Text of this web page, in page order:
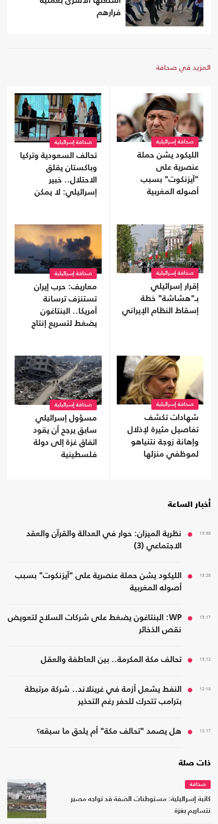
فرارهم
المزيد في صحافة
صحافة إسرائيلية
الليكود يشن حملة
عنصرية على
"آيزنكوت" بسبب
أصوله المغربية
صحافة إسرائيلية
تحالف السعودية وتركيا
وباكستان يقلق
الاحتلال.. خبير
إسرائيلي: لا يمكن
صحافة إسرائيلية
إقرار إسرائيلي
بـ"هشاشة" خطة
إسقاط النظام الإيراني
صحافة إسرائيلية
معاريف: حرب إيران
تستنزف ترسانة
أمريكا.. البنتاغون
يضغط لتسريع إنتاج
صحافة إسرائيلية
شهادات تكشف
تفاصيل مثيرة لإذلال
وإهانة زوجة نتنياهو
لموظفي منزلها
صحافة إسرائيلية
مسؤول إسرائيلي
سابق يرجح أن يقود
اتفاق غزة إلى دولة
فلسطينية
أخبار الساعة
13:58
نظرية الميزان: حوار في العدالة والقرآن والعقد
الاجتماعي (3)
13:28
الليكود يشن حملة عنصرية على "آيزنكوت" بسبب
أصوله المغربية
13:17
WP: البنتاغون يضغط على شركات السلاح لتعويض
نقص الذخائر
13:12 تحالف مكة المكرمة.. بين العاطفة والعقل
12:18
النفط يشعل أزمة في غرينلاند.. شركة مرتبطة
بترامب تتحرك للحفر رغم التحذير
12:17 هل يصمد "تحالف مكة" أم يلحق ما سبقه؟
ذات صلة
صحافة
كاتبة إسرائيلية: مستوطنات الضفة قد تواجه مصير
نتساريم بغزة